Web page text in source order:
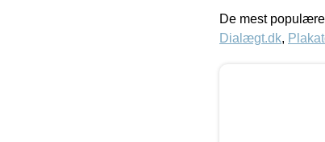
De mest
Dialægt.dk,